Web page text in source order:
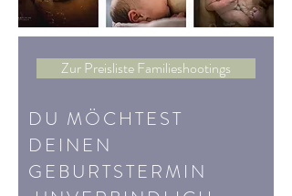
Zur Preisliste Familieshootings
DU MÖCHTEST
DEINEN
GEBURTSTERMIN